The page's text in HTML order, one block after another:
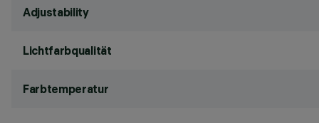
Adjustability
Lichtfarbqualität
Farbtemperatur